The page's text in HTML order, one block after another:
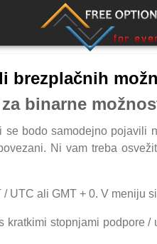
brezplačnih
binarne
bodo samodejno
Ni vam treba
UTC ali GMT + 0. V
stopnjami